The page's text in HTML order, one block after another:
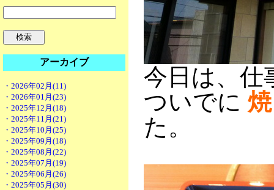
アーカイブ
・2026年02月(11)
・2026年01月(23)
・2025年12月(18)
・2025年11月(21)
・2025年10月(25)
・2025年09月(18)
・2025年08月(22)
・2025年07月(19)
・2025年06月(26)
・2025年05月(30)
今日は、
ついでに
た。